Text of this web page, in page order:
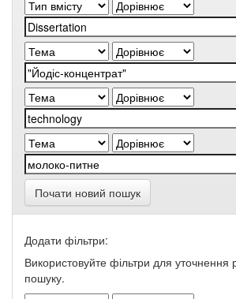
Почати новий пошук
Додати фільтри:
Використовуйте фільтри для уточнення
пошуку.